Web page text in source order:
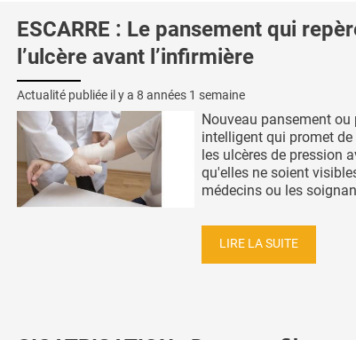
ESCARRE : Le pansement qui
l’ulcère avant l’infirmière
Actualité publiée il y a 8 années 1 semaine
Nouveau pansement ou
intelligent qui promet de
les ulcères de pression
qu'elles ne soient
médecins ou les
LIRE LA SUITE